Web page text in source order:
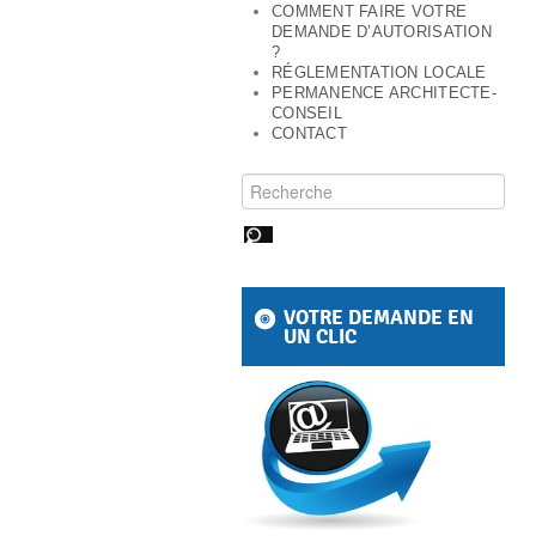
COMMENT FAIRE VOTRE
DEMANDE D’AUTORISATION
?
RÉGLEMENTATION LOCALE
PERMANENCE ARCHITECTE-
CONSEIL
CONTACT
Rechercher pour :
VOTRE DEMANDE EN
UN CLIC